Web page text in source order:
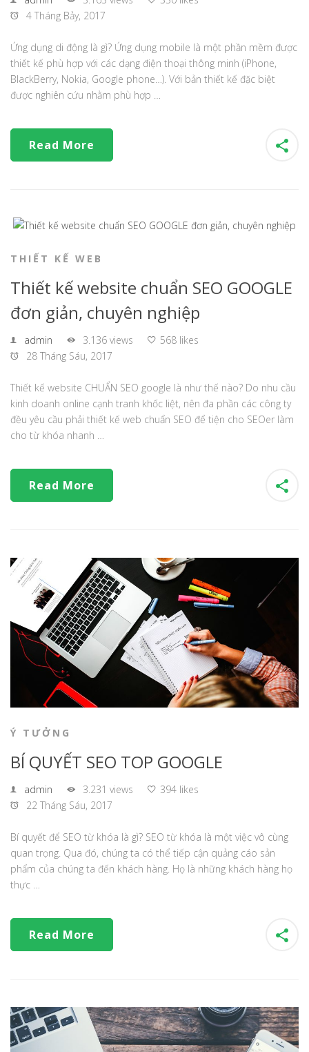
4 Tháng Bảy, 2017
Ứng dụng di động là gì? Ứng dụng mobile là một phần mềm được
thiết kế phù hợp với các dạng điện thoại thông minh (iPhone,
BlackBerry, Nokia, Google phone…). Với bản thiết kế đặc biệt
được nghiên cứu nhằm phù hợp …
Read More
THIẾT KẾ WEB
Thiết kế website chuẩn SEO GOOGLE
đơn giản, chuyên nghiệp
admin 3.136 views
568 likes
28 Tháng Sáu, 2017
Thiết kế website CHUẨN SEO google là như thế nào? Do nhu cầu
kinh doanh online cạnh tranh khốc liệt, nên đa phần các công ty
đều yêu cầu phải thiết kế web chuẩn SEO để tiện cho SEOer làm
cho từ khóa nhanh …
Read More
Ý TƯỞNG
BÍ QUYẾT SEO TOP GOOGLE
admin 3.231 views
394 likes
22 Tháng Sáu, 2017
Bí quyết để SEO từ khóa là gì? SEO từ khóa là một việc vô cùng
quan trọng. Qua đó, chúng ta có thể tiếp cận quảng cáo sản
phẩm của chúng ta đến khách hàng. Họ là những khách hàng họ
thực …
Read More